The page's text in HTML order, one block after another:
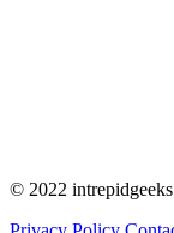
© 2022